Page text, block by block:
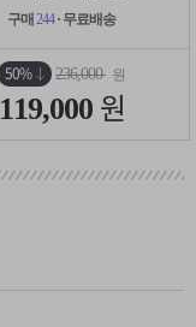
구매 244· 무료배송
50% 236,000 원
119,000 원